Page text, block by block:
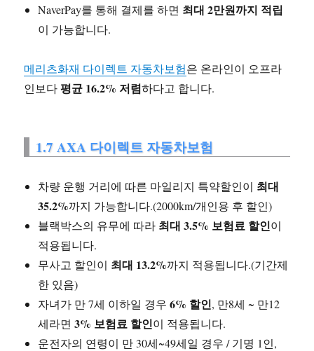
NaverPay를 통해 결제를 하면 최대 2만원까지 적립
이 가능합니다.
메리츠화재 다이렉트 자동차보험은 온라인이 오프라
인보다평균 16.2% 저렴하다고 합니다.
1.7 AXA 다이렉트 자동차보험
차량 운행 거리에 따른 마일리지 특약할인이 최대
35.2%까지 가능합니다.(2000km/개인용 후 할인)
블랙박스의 유무에 따라 최대 3.5% 보험료 할인이
적용됩니다.
무사고 할인이 최대 13.2%까지 적용됩니다.(기간제
한 있음)
자녀가 만 7세 이하일 경우6% 할인, 만8세 ~ 만12
세라면3% 보험료 할인이 적용됩니다.
운전자의 연령이 만 30세~49세일 경우 / 기명 1인,